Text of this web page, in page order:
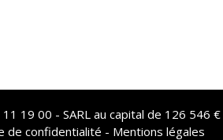
19 00 - SARL au capital de 126 546 €
de confidentialité - Mentions légales